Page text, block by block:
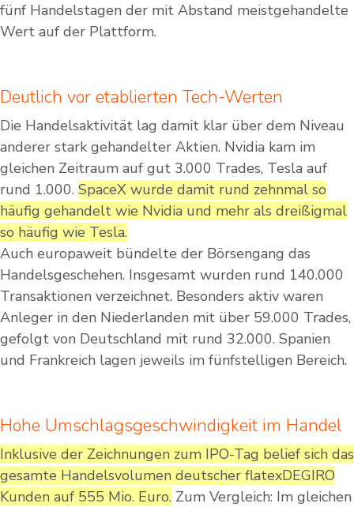
fünf Handelstagen der mit Abstand meistgehandelte
Wert auf der Plattform.
Deutlich vor etablierten Tech-Werten
Die Handelsaktivität lag damit klar über dem Niveau
anderer stark gehandelter Aktien. Nvidia kam im
gleichen Zeitraum auf gut 3.000 Trades, Tesla auf
rund 1.000. SpaceX wurde damit rund zehnmal so
häufig gehandelt wie Nvidia und mehr als dreißigmal
so häufig wie Tesla.
Auch europaweit bündelte der Börsengang das
Handelsgeschehen. Insgesamt wurden rund 140.000
Transaktionen verzeichnet. Besonders aktiv waren
Anleger in den Niederlanden mit über 59.000 Trades,
gefolgt von Deutschland mit rund 32.000. Spanien
und Frankreich lagen jeweils im fünfstelligen Bereich.
Hohe Umschlagsgeschwindigkeit im Handel
Inklusive der Zeichnungen zum IPO-Tag belief sich das
gesamte Handelsvolumen deutscher flatexDEGIRO
Kunden auf 555 Mio. Euro. Zum Vergleich: Im gleichen